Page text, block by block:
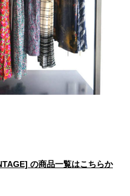
の商品一覧はこちらか